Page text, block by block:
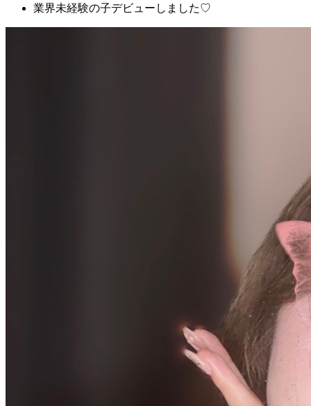
業界未経験の子デビューしました♡